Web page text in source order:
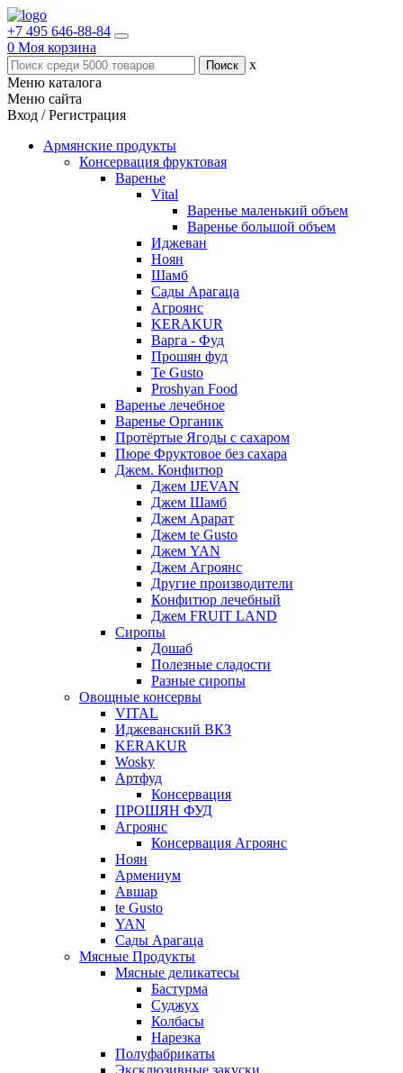
+7 495 646-88-84
0 Моя корзина
x
Меню каталога
Меню сайта
Вход / Регистрация
Армянские продукты
Консервация фруктовая
Варенье
Vital
Варенье маленький объем
Варенье большой объем
Иджеван
Ноян
Шамб
Сады Арагаца
Агроянс
KERAKUR
Варга - Фуд
Прошян фуд
Te Gusto
Proshyan Food
Варенье лечебное
Варенье Органик
Протёртые Ягоды с сахаром
Пюре Фруктовое без сахара
Джем. Конфитюр
Джем IJEVAN
Джем Шамб
Джем Арарат
Джем te Gusto
Джем YAN
Джем Агроянс
Другие производители
Конфитюр лечебный
Джем FRUIT LAND
Сиропы
Дошаб
Полезные сладости
Разные сиропы
Овощные консервы
VITAL
Иджеванский ВКЗ
KERAKUR
Wosky
Артфуд
Консервация
ПРОШЯН ФУД
Агроянс
Консервация Агроянс
Ноян
Армениум
Авшар
te Gusto
YAN
Сады Арагаца
Мясные Продукты
Мясные деликатесы
Бастурма
Суджух
Колбасы
Нарезка
Полуфабрикаты
Эксклюзивные закуски